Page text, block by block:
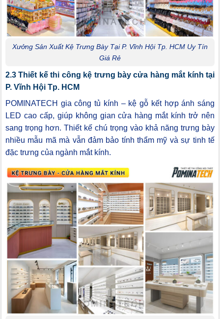
Xưởng Sản Xuất Kệ Trưng Bày Tại P. Vĩnh Hội Tp. HCM Uy Tín
Giá Rẻ
2.3 Thiết kế thi công kệ trưng bày cửa hàng mắt kính tại
P. Vĩnh Hội Tp. HCM
POMINATECH gia công tủ kính – kệ gỗ kết hợp ánh sáng
LED cao cấp, giúp không gian cửa hàng mắt kính trở nên
sang trọng hơn. Thiết kế chú trọng vào khả năng trưng bày
nhiều mẫu mã mà vẫn đảm bảo tính thẩm mỹ và sự tinh tế
đặc trưng của ngành mắt kính.